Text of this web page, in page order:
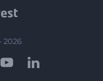
2026